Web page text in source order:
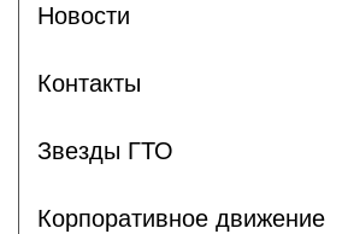
Новости
Контакты
Звезды ГТО
Корпоративное движение